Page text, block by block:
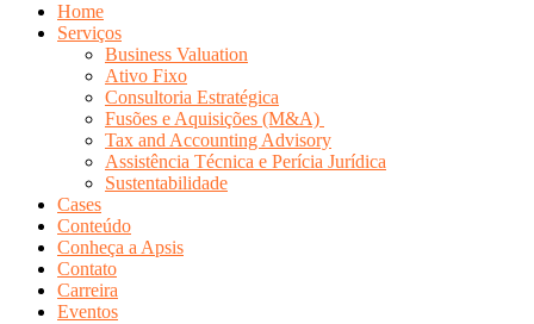
Home
Serviços
Business Valuation
Ativo Fixo
Consultoria Estratégica
Fusões e Aquisições (M&A)
Tax and Accounting Advisory
Assistência Técnica e Perícia Jurídica
Sustentabilidade
Cases
Conteúdo
Conheça a Apsis
Contato
Carreira
Eventos